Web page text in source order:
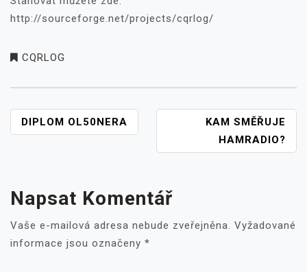
http://sourceforge.net/projects/cqrlog/
CQRLOG
NAVIGACE
PRO
DIPLOM OL50NERA
KAM SMĚŘUJE
HAMRADIO?
Napsat Komentář
Vaše e-mailová adresa nebude zveřejněna. Vyžadované
informace jsou označeny *